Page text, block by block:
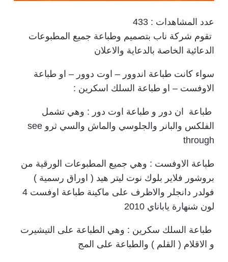
عدد المشاهدات : 433
تقوم شركة ناب بتصميم وطباعة جميع المطبوعات
الدعائية الخاصة بالدعاية والاعلان
سواء كانت طباعة اندوور – اوت دوور – او طباعة
الاوفست – او طباعة السلك اسكرين :
طباعة ان دور و طباعة اوت دور : وهي تشمل
الفلكس والبانر والجلوسي والماش والسي ثرو see
through
طباعة الاوفست : وهي جميع المطبوعات الورقية من
بروشور فلاير بلوك نوت ليتر هيد ( اوراق رسمية )
فولدر دانجلر والاظرف على ماكينة طباعة اوفست 4
لون شنهارة ياباناي 2010
طباعة السلك سكرين : وهي الطباعة على التيشيرت
و الاقلام ( القلم ) والطباعة على المج